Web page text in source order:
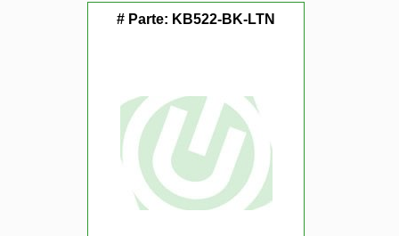
# Parte: KB522-BK-LTN